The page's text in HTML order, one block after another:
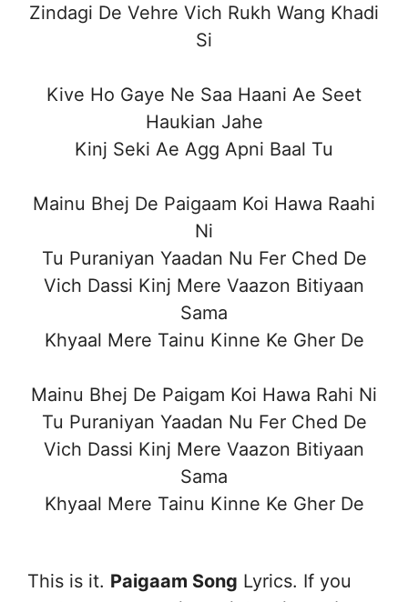
Zindagi De Vehre Vich Rukh Wang Khadi
Si
Kive Ho Gaye Ne Saa Haani Ae Seet
Haukian Jahe
Kinj Seki Ae Agg Apni Baal Tu
Mainu Bhej De Paigaam Koi Hawa Raahi
Ni
Tu Puraniyan Yaadan Nu Fer Ched De
Vich Dassi Kinj Mere Vaazon Bitiyaan
Sama
Khyaal Mere Tainu Kinne Ke Gher De
Mainu Bhej De Paigam Koi Hawa Rahi Ni
Tu Puraniyan Yaadan Nu Fer Ched De
Vich Dassi Kinj Mere Vaazon Bitiyaan
Sama
Khyaal Mere Tainu Kinne Ke Gher De
This is it. Paigaam Song Lyrics. If you